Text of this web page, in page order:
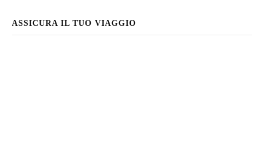
ASSICURA IL TUO VIAGGIO